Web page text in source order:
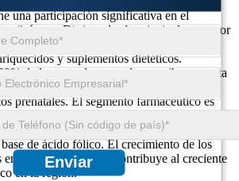
Enviar
una participación significativa en el
(isómero D), impulsada principalmente por
la salud prenatal y el uso cada vez
y suplementos dietéticos.
de la cuota de mercado se atribuye a esta
alta la demanda de ácido fólico en
prenatales. El segmento farmacéutico es
Norte, con un número cada vez mayor de
embarazadas preocupados por su salud que
de ácido fólico. El crecimiento de los
también contribuye al creciente
en la región.